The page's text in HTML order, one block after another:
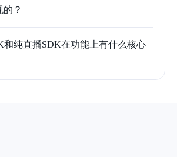
的？
和纯直播SDK在功能上有什么核心